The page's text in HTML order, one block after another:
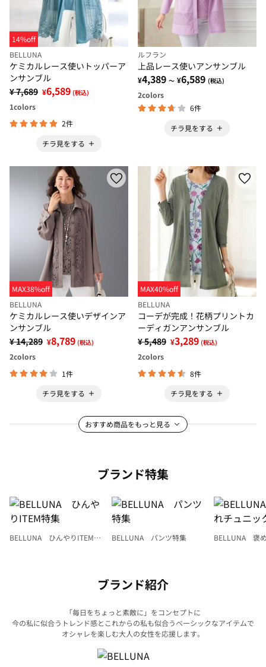
14%off
BELLUNA
ケミカルレース使いトッパーア
ンサンブル
¥ 7,689 ¥6,589 (税込)
1colors
2件
チラ見をする
ルフラン
上品レース使いアンサンブル
¥4,389 ～ ¥6,589 (税込)
2colors
6件
チラ見をする
MAX38%off
BELLUNA
ケミカルレース使いデザインア
ンサンブル
¥ 14,289 ¥8,789 (税込)
2colors
1件
チラ見をする
MAX40%off
BELLUNA
コーデが完成！花柄プリントカ
ーディガンアンサンブル
¥ 5,489 ¥3,289 (税込)
2colors
8件
チラ見をする
おすすめ商品をもっと見る
ブランド特集
BELLUNA ひんやりITEM特
BELLUNA パンツ特集
BELLUNA 褒
ブランド紹介
「毎日をちょっと素敵に」をコンセプトに
今の私に似合うトレンド感とこれからの私も似合うベーシックなアイテムで
オシャレを楽しむ大人の女性を応援します。